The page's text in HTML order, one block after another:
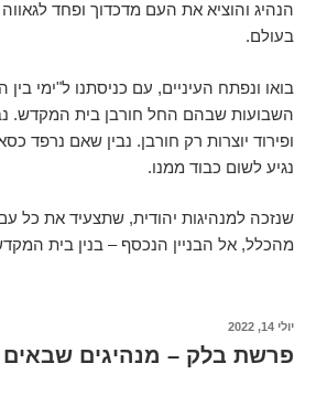
הנהיג והוציא את העם מדכדוך ופחד
בעולם.
בואו ונפתח העיניים, עם כניסתנו ל"ימי
השבועות שבהם החל חורבן בית המקדש.
ופירוד יוצרות רק חורבן. נבין שאם נרפד
נגיע לשום כבוד ממנו.
שנזכה למנהיגות יהודית, שתצעיד את כל
מהכלל, אל הבניין הנכסף – בנין בית
יולי 14, 2022
פרשת בלק – מנהיגים שבאים